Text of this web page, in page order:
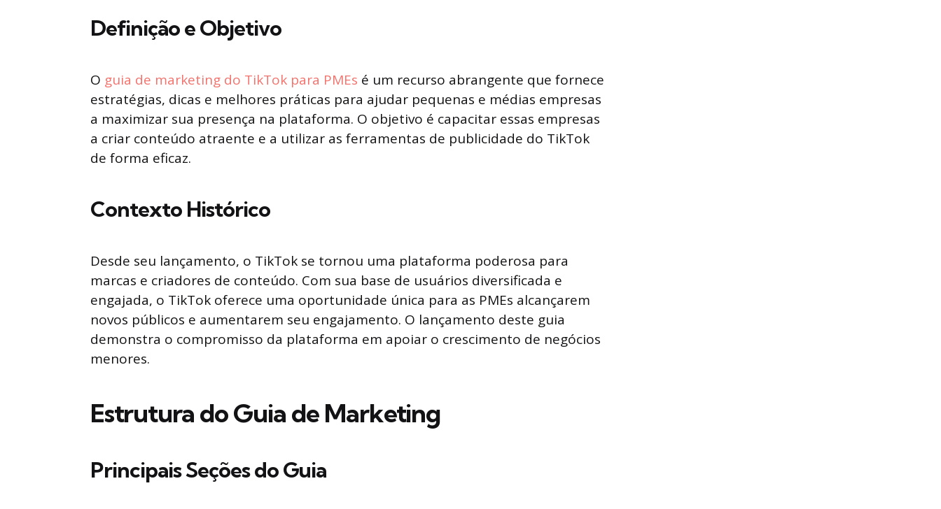
Definição e Objetivo
O guia de marketing do TikTok para PMEs é um recurso abrangente que fornece
estratégias, dicas e melhores práticas para ajudar pequenas e médias empresas
a maximizar sua presença na plataforma. O objetivo é capacitar essas empresas
a criar conteúdo atraente e a utilizar as ferramentas de publicidade do TikTok
de forma eficaz.
Contexto Histórico
Desde seu lançamento, o TikTok se tornou uma plataforma poderosa para
marcas e criadores de conteúdo. Com sua base de usuários diversificada e
engajada, o TikTok oferece uma oportunidade única para as PMEs alcançarem
novos públicos e aumentarem seu engajamento. O lançamento deste guia
demonstra o compromisso da plataforma em apoiar o crescimento de negócios
menores.
Estrutura do Guia de Marketing
Principais Seções do Guia